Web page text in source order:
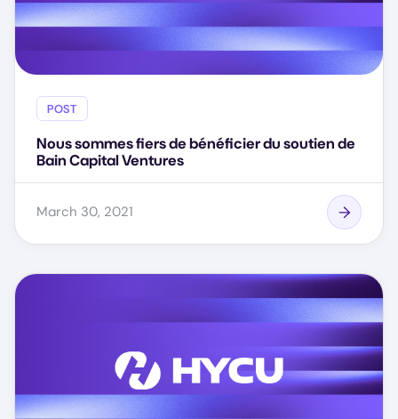
POST
Nous sommes fiers de bénéficier du soutien de
Bain Capital Ventures
March 30, 2021